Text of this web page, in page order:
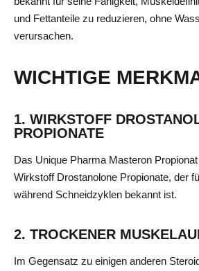
und Fettanteile zu reduzieren, ohne
verursachen.
WICHTIGE
1. WIRKSTOFF
PROPIONATE
Das Unique Pharma Masteron
Wirkstoff Drostanolone Propionate, der
während Schneidzyklen bekannt ist.
2. TROCKENER
Im Gegensatz zu einigen anderen